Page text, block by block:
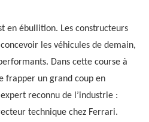
en ébullition. Les constructeurs
les véhicules de demain,
Dans cette course à
frapper un grand coup en
reconnu de l’industrie :
technique chez Ferrari.